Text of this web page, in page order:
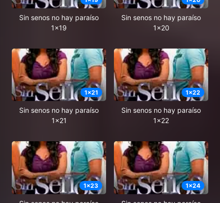
Sin senos no hay paraíso
1x19
Sin senos no hay paraíso
1x20
1x21
Sin senos no hay paraíso
1x21
1x22
Sin senos no hay paraíso
1x22
1x23 1x24